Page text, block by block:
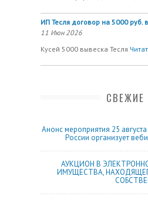
ИП Тесля договор на 5000 руб.
11 Июн 2026
Кусей 5000 вывеска Тесля
СВЕЖИЕ
Анонс мероприятия 25
России организует
АУКЦИОН В
ИМУЩЕСТВА,